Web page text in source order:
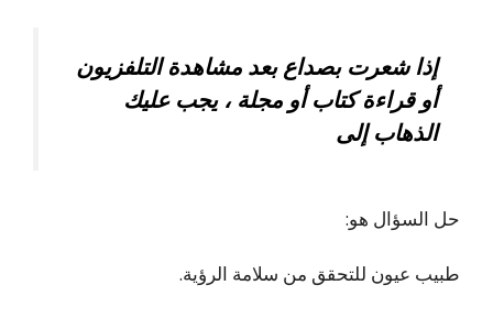
إذا شعرت بصداع بعد مشاهدة التلفزيون
أو قراءة كتاب أو مجلة ، يجب عليك
الذهاب إلى
حل السؤال هو:
طبيب عيون للتحقق من سلامة الرؤية.